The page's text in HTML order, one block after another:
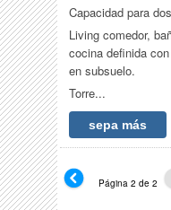
Capacidad para
Living comedor,
cocina definida
en subsuelo.
Torre...
sepa más
Página 2 de 2